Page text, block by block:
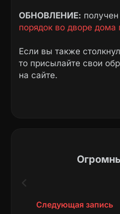
ОБНОВЛЕНИЕ:
порядок во дворе дома
Если вы также
то присылайте свои
на сайте.
Следующая запись